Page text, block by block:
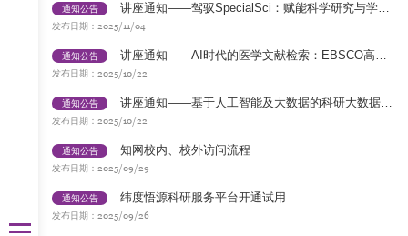
通知公告 讲座通知——驾驭SpecialSci：赋能科学研究与学科交叉创新
发布日期： 2025/11/04
通知公告 讲座通知——AI时代的医学文献检索：EBSCO高级攻略
发布日期： 2025/10/22
通知公告 讲座通知——基于人工智能及大数据的科研大数据系统赋能科研
发布日期： 2025/10/22
通知公告 知网校内、校外访问流程
发布日期： 2025/09/29
通知公告 纬度悟源科研服务平台开通试用
发布日期： 2025/09/26